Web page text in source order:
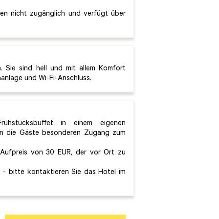
nicht zugänglich und verfügt über
Sie sind hell und mit allem Komfort
und Wi-Fi-Anschluss.
in einem eigenen
die Gäste besonderen Zugang zum
von 30 EUR, der vor Ort zu
- bitte kontaktieren Sie das Hotel im